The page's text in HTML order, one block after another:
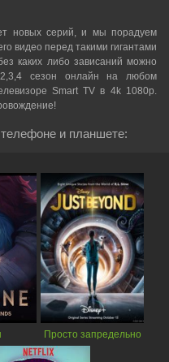
новых серий, и мы порадуем
видео перед такими гигантами
каких либо зависаний можно
сезон онлайн на любом
Smart TV в 4k 1080p.
и планшете:
Просто запредельно